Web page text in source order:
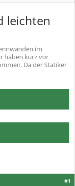
leichten
im
haben kurz vor
Da der Statiker
#1